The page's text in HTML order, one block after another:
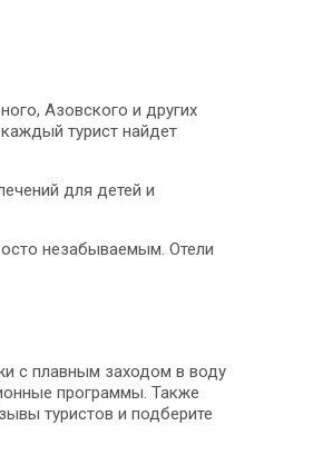
Азовского и других
турист найдет
для детей и
незабываемым. Отели
с плавным заходом в воду
программы. Также
туристов и подберите